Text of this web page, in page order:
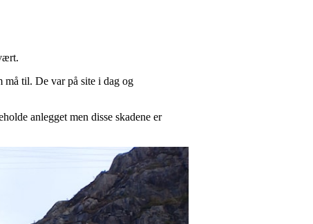
må til. De var på site i dag og
anlegget men disse skadene er